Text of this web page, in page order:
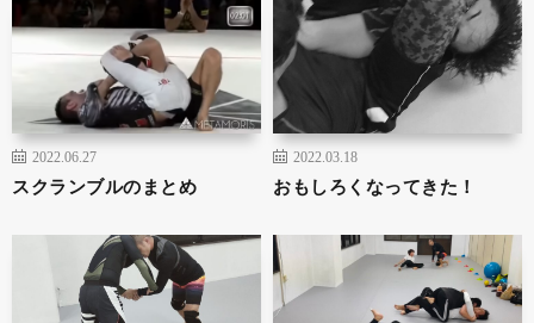
2022.06.27
スクランブルのまとめ
2022.03.18
おもしろくなってきた！